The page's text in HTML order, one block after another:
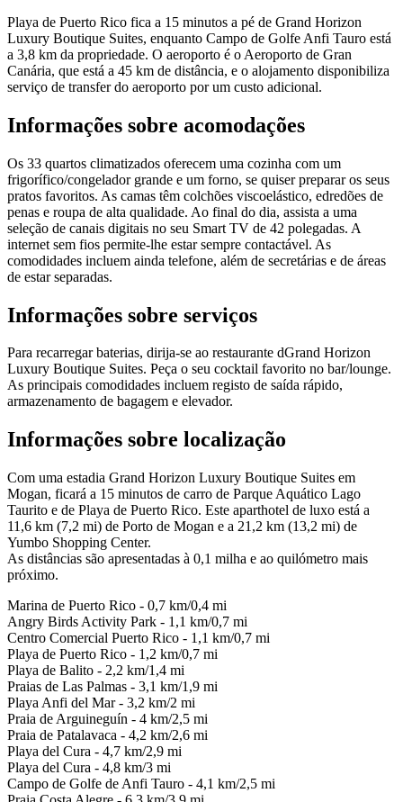
Playa de Puerto Rico fica a 15 minutos a pé de Grand Horizon
Luxury Boutique Suites, enquanto Campo de Golfe Anfi Tauro está
a 3,8 km da propriedade. O aeroporto é o Aeroporto de Gran
Canária, que está a 45 km de distância, e o alojamento disponibiliza
serviço de transfer do aeroporto por um custo adicional.
Informações sobre acomodações
Os 33 quartos climatizados oferecem uma cozinha com um
frigorífico/congelador grande e um forno, se quiser preparar os seus
pratos favoritos. As camas têm colchões viscoelástico, edredões de
penas e roupa de alta qualidade. Ao final do dia, assista a uma
seleção de canais digitais no seu Smart TV de 42 polegadas. A
internet sem fios permite-lhe estar sempre contactável. As
comodidades incluem ainda telefone, além de secretárias e de áreas
de estar separadas.
Informações sobre serviços
Para recarregar baterias, dirija-se ao restaurante dGrand Horizon
Luxury Boutique Suites. Peça o seu cocktail favorito no bar/lounge.
As principais comodidades incluem registo de saída rápido,
armazenamento de bagagem e elevador.
Informações sobre localização
Com uma estadia Grand Horizon Luxury Boutique Suites em
Mogan, ficará a 15 minutos de carro de Parque Aquático Lago
Taurito e de Playa de Puerto Rico. Este aparthotel de luxo está a
11,6 km (7,2 mi) de Porto de Mogan e a 21,2 km (13,2 mi) de
Yumbo Shopping Center.
As distâncias são apresentadas à 0,1 milha e ao quilómetro mais
próximo.
Marina de Puerto Rico - 0,7 km/0,4 mi
Angry Birds Activity Park - 1,1 km/0,7 mi
Centro Comercial Puerto Rico - 1,1 km/0,7 mi
Playa de Puerto Rico - 1,2 km/0,7 mi
Playa de Balito - 2,2 km/1,4 mi
Praias de Las Palmas - 3,1 km/1,9 mi
Playa Anfi del Mar - 3,2 km/2 mi
Praia de Arguineguín - 4 km/2,5 mi
Praia de Patalavaca - 4,2 km/2,6 mi
Playa del Cura - 4,7 km/2,9 mi
Playa del Cura - 4,8 km/3 mi
Campo de Golfe de Anfi Tauro - 4,1 km/2,5 mi